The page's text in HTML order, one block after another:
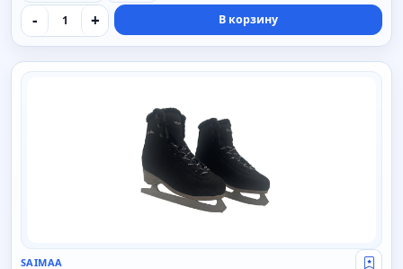
- + В корзину
SAIMAA
SAIMAA